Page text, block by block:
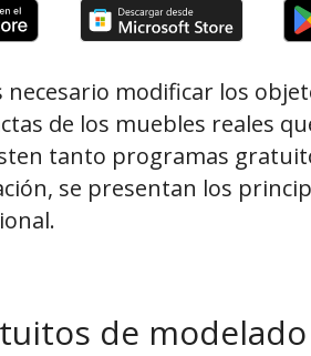
modificar los
de los muebles reales
tanto programas
se presentan los
de